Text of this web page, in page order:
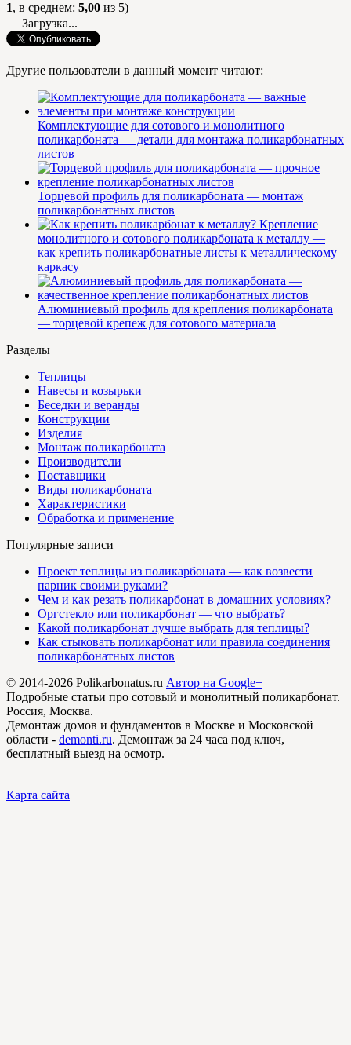
1, в среднем: 5,00 из 5)
Загрузка...
Другие пользователи в данный момент читают:
Комплектующие для сотового и монолитного
поликарбоната — детали для монтажа поликарбонатных
листов
Торцевой профиль для поликарбоната — монтаж
поликарбонатных листов
Крепление
монолитного и сотового поликарбоната к металлу —
как крепить поликарбонатные листы к металлическому
каркасу
Алюминиевый профиль для крепления поликарбоната
— торцевой крепеж для сотового материала
Разделы
Теплицы
Навесы и козырьки
Беседки и веранды
Конструкции
Изделия
Монтаж поликарбоната
Производители
Поставщики
Виды поликарбоната
Характеристики
Обработка и применение
Популярные записи
Проект теплицы из поликарбоната — как возвести
парник своими руками?
Чем и как резать поликарбонат в домашних условиях?
Оргстекло или поликарбонат — что выбрать?
Какой поликарбонат лучше выбрать для теплицы?
Как стыковать поликарбонат или правила соединения
поликарбонатных листов
© 2014-2026 Polikarbonatus.ru Автор на Google+
Подробные статьи про сотовый и монолитный поликарбонат.
Россия, Москва.
Демонтаж домов и фундаментов в Москве и Московской
области - demonti.ru. Демонтаж за 24 часа под ключ,
бесплатный выезд на осмотр.
Карта сайта